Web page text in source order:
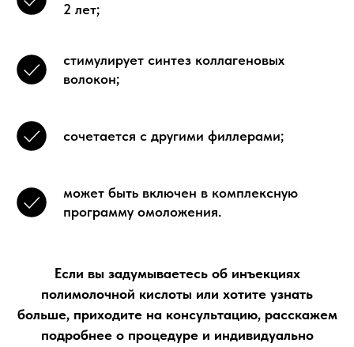
2 лет;
стимулирует синтез коллагеновых
волокон;
сочетается с другими филлерами;
может быть включен в комплексную
программу омоложения.
Если вы задумываетесь об инъекциях
полимолочной кислоты или хотите узнать
больше, приходите на консультацию, расскажем
подробнее о процедуре и индивидуально